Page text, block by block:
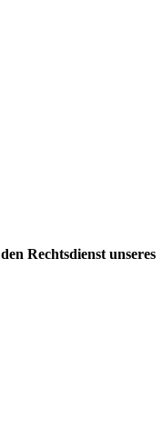
Rechtsdienst unseres